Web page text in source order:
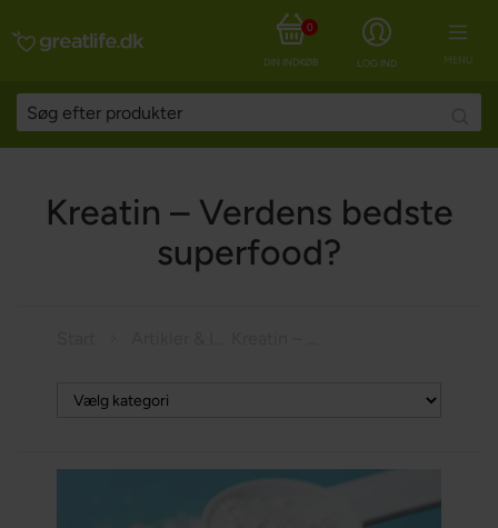
MENU
LOG IND
DIN INDKØBSKURV
0
Kreatin – Verdens bedste
superfood?